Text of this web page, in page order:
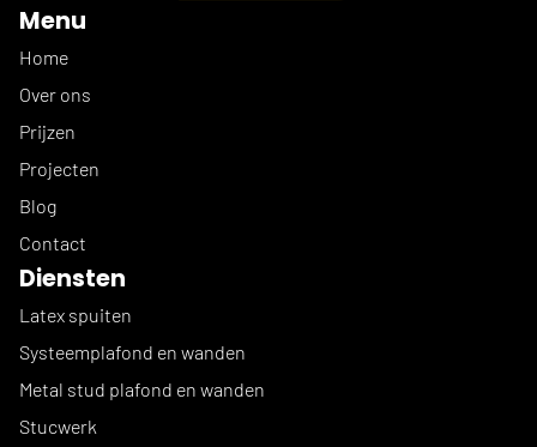
Menu
Home
Over ons
Prijzen
Projecten
Blog
Contact
Diensten
Latex spuiten
Systeemplafond en wanden
Metal stud plafond en wanden
Stucwerk